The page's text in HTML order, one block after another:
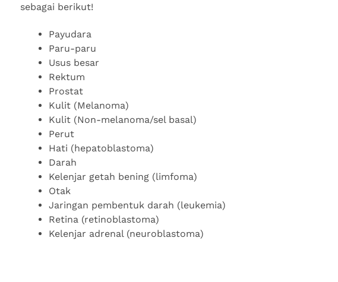
sebagai berikut!
Payudara
Paru-paru
Usus besar
Rektum
Prostat
Kulit (Melanoma)
Kulit (Non-melanoma/sel basal)
Perut
Hati (hepatoblastoma)
Darah
Kelenjar getah bening (limfoma)
Otak
Jaringan pembentuk darah (leukemia)
Retina (retinoblastoma)
Kelenjar adrenal (neuroblastoma)